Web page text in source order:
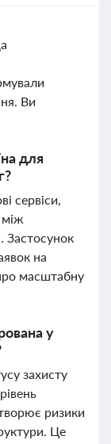
Ви
для
сервіси,
між
Застосунок
на
масштабну
у
захисту
ризики
Це